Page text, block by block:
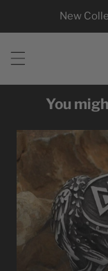
New
You